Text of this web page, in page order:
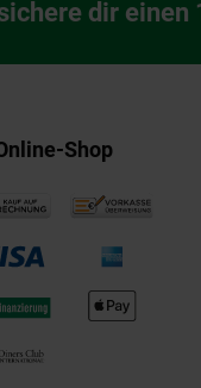
dir einen
Shop